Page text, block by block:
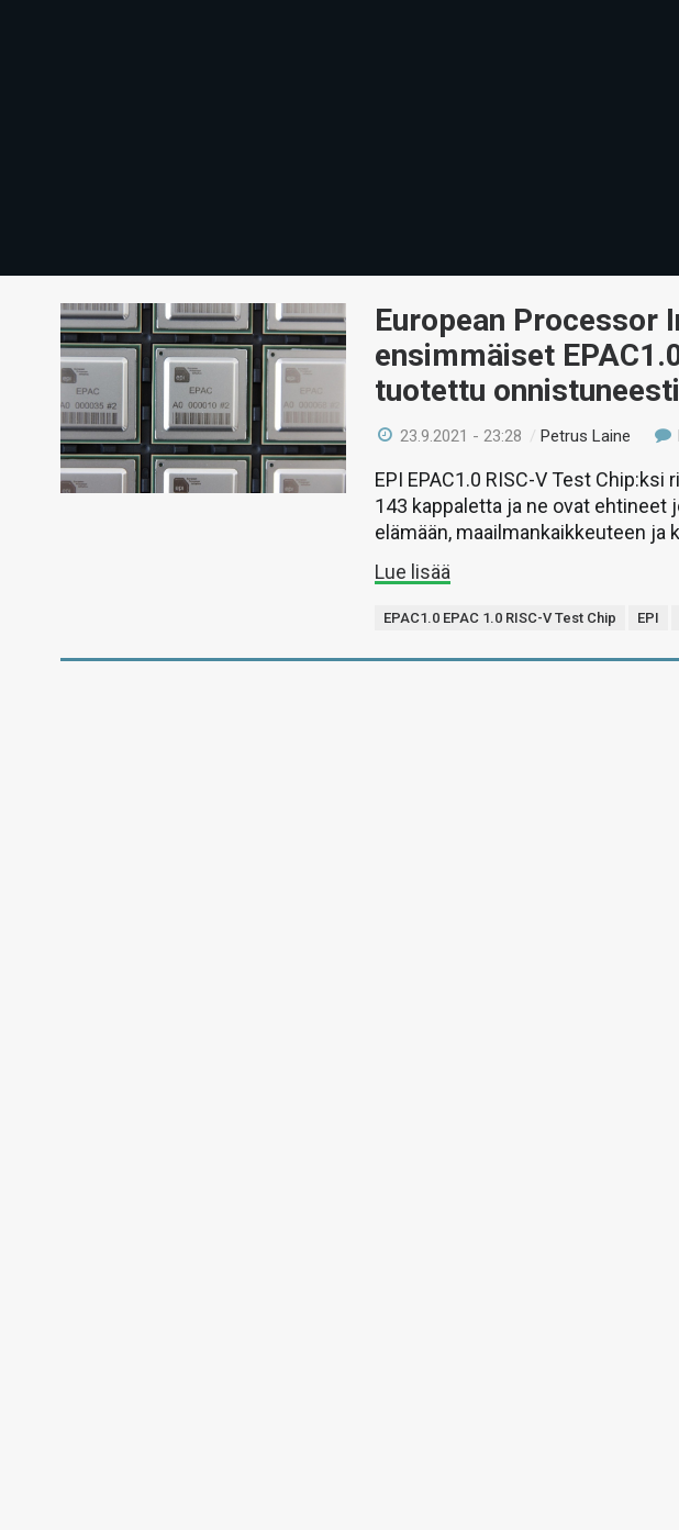
European Processor
ensimmäiset
tuotettu onnistuneesti
23.9.2021 - 23:28 /Petrus Laine
EPI EPAC1.0 RISC-V Test
143 kappaletta ja ne ovat ehtineet
elämään, maailmankaikkeuteen ja
Lue lisää
EPAC1.0 EPAC 1.0 RISC-V Test Chip EPI